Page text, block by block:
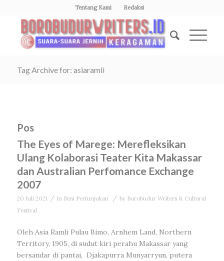
Tentang Kami Redaksi
Tag Archive for: asiaramli
Pos
The Eyes of Marege: Merefleksikan
Ulang Kolaborasi Teater Kita Makassar
dan Australian Perfomance Exchange
2007
20 Juli 2021 / in Seni Pertunjukan / by Borobudur Writers & Cultural
Festival
Oleh Asia Ramli Pulau Bimo, Arnhem Land, Northern
Territory, 1905, di sudut kiri perahu Makassar yang
bersandar di pantai, Djakapurra Munyarryun, putera